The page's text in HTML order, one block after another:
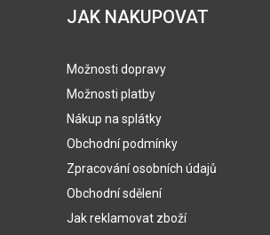
JAK NAKUPOVAT
Možnosti dopravy
Možnosti platby
Nákup na splátky
Obchodní podmínky
Zpracování osobních údajů
Obchodní sdělení
Jak reklamovat zboží